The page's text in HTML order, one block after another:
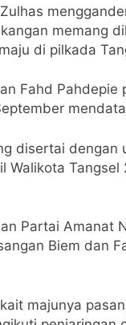
memang
di pilkada
Fahd Pahdepie
disertai dengan
Walikota
Partai Amanat
Biem dan
majunya